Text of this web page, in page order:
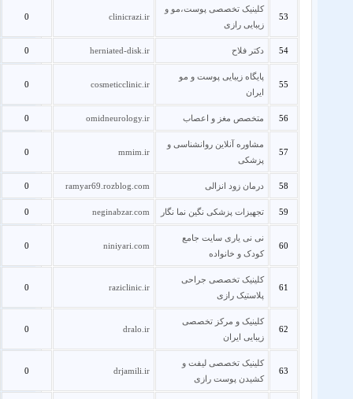
53
کلینیک تخصصی پوست،مو و
زیبایی رازی
clinicrazi.ir
0
54 دکتر فلاح herniated-disk.ir
0
55
پایگاه زیبایی پوست و مو
ایران
cosmeticclinic.ir
0
56 متخصص مغز و اعصاب omidneurology.ir
0
57
مشاوره آنلاین روانشناسی و
پزشکی
mmim.ir
0
58 درمان زود انزالی ramyar69.rozblog.com
0
59 تجهیزات پزشکی نگین نما نگار neginabzar.com
0
60
نی نی یاری سایت جامع
کودک و خانواده
niniyari.com
0
61
کلینیک تخصصی جراحی
پلاستیک رازی
raziclinic.ir
0
62
کلینیک و مرکز تخصصی
زیبایی ایران
dralo.ir
0
63
کلینیک تخصصی لیفت و
کشیدن پوست رازی
drjamili.ir
0